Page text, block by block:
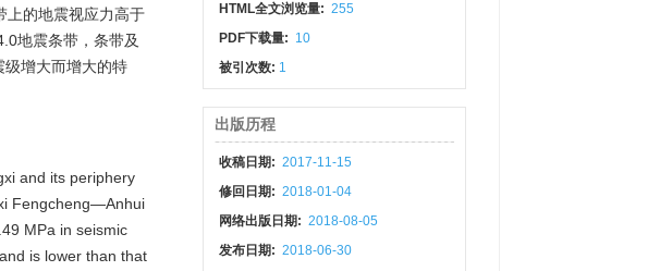
上的地震视应力高于
地震条带，条带及
级增大而增大的特
and its periphery
Fengcheng—Anhui
MPa in seismic
is lower than that
HTML全文浏览量: 255
PDF下载量: 10
被引次数: 1
出版历程
收稿日期: 2017-11-15
修回日期: 2018-01-04
网络出版日期: 2018-08-05
发布日期: 2018-06-30